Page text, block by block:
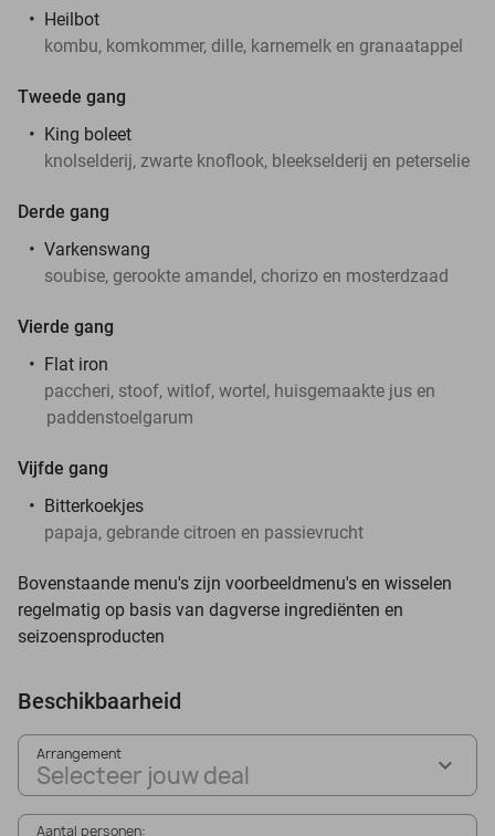
Heilbot
kombu, komkommer, dille, karnemelk en granaatappel
Tweede gang
King boleet
knolselderij, zwarte knoflook, bleekselderij en peterselie
Derde gang
Varkenswang
soubise, gerookte amandel, chorizo en mosterdzaad
Vierde gang
Flat iron
paccheri, stoof, witlof, wortel, huisgemaakte jus en
paddenstoelgarum
Vijfde gang
Bitterkoekjes
papaja, gebrande citroen en passievrucht
Bovenstaande menu's zijn voorbeeldmenu's en wisselen
regelmatig op basis van dagverse ingrediënten en
seizoensproducten
Beschikbaarheid
Arrangement
Selecteer jouw deal
Aantal personen: